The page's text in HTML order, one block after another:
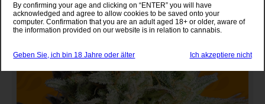
By confirming your age and clicking on “ENTER” you will have
acknowledged and agree to allow cookies to be saved onto your
computer. Confirmation that you are an adult aged 18+ or older, aware of
the information provided on our website is in relation to cannabis.
Geben Sie, ich bin 18 Jahre oder älter Ich akzeptiere nicht